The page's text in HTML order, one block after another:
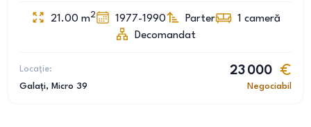
21.00 m2 1977-1990 Parter 1 cameră
Decomandat
Locație:
Galați, Micro 39
23 000
Negociabil